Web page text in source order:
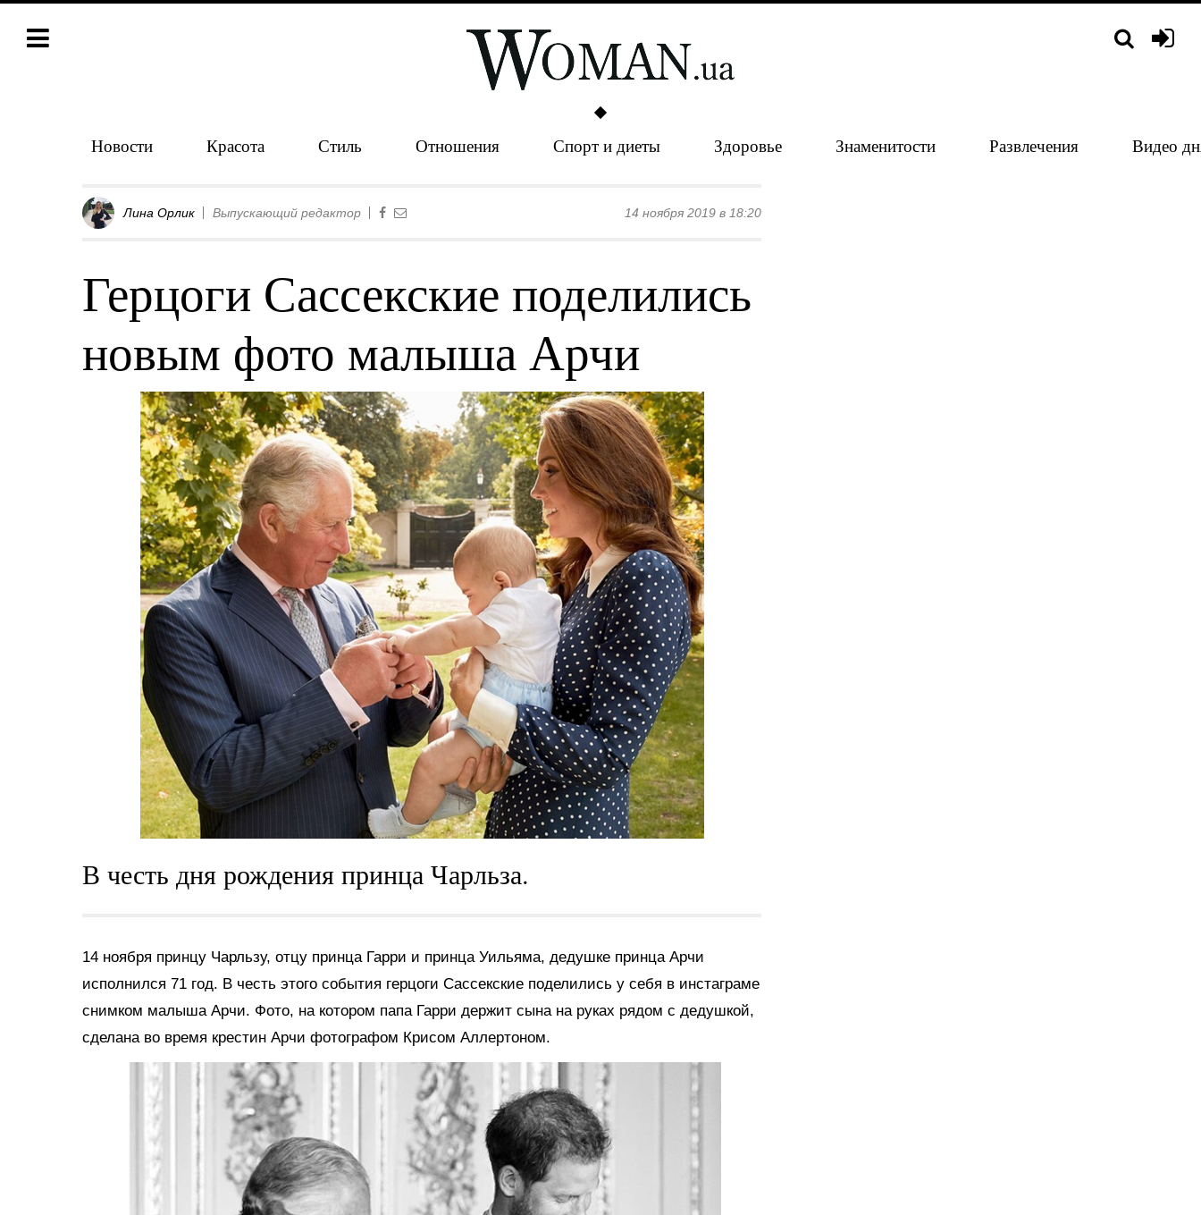
Новости Красота Стиль Отношения Спорт и диеты Здоровье Знаменитости Развлечения Видео
Лина Орлик Выпускающий редактор 14 ноября 2019 в 18:20
Герцоги Сассекские поделились
новым фото малыша Арчи
В честь дня рождения принца Чарльза.
14 ноября принцу Чарльзу, отцу принца Гарри и принца Уильяма, дедушке принца Арчи
исполнился 71 год. В честь этого события герцоги Сассекские поделились у себя в инстаграме
снимком малыша Арчи. Фото, на котором папа Гарри держит сына на руках рядом с дедушкой,
сделана во время крестин Арчи фотографом Крисом Аллертоном.